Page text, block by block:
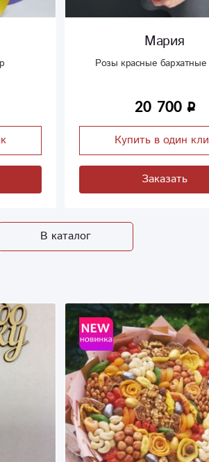
Мария
Розы красные
20 700
Купить в один
Заказать
В каталог